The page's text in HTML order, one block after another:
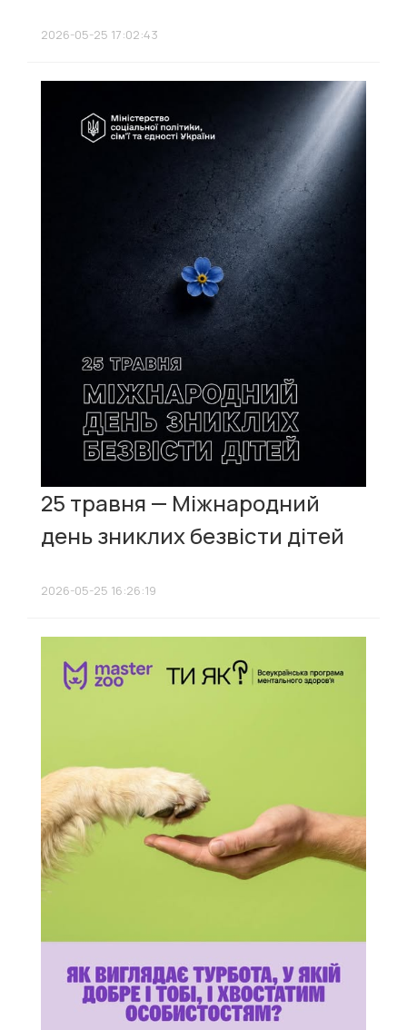
2026-05-25 17:02:43
25 травня — Міжнародний
день зниклих безвісти дітей
2026-05-25 16:26:19